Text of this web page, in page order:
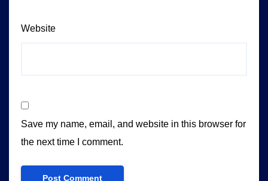
Website
Save my name, email, and website in this browser for
the next time I comment.